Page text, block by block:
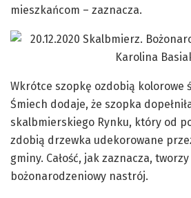
mieszkańcom – zaznacza.
Wkrótce szopkę ozdobią kolorowe
Śmiech dodaje, że szopka
skalbmierskiego Rynku, który od
zdobią drzewka udekorowane
gminy. Całość, jak zaznacza,
bożonarodzeniowy nastrój.